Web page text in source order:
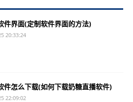
件界面(定制软件界面的方法)
20:33:24
件怎么下载(如何下载奶糖直播软件)
22:09:02